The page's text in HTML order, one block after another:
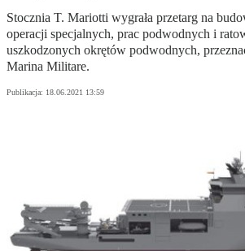
Stocznia T. Mariotti wygrała przetarg na
operacji specjalnych, prac podwodnych i
uszkodzonych okrętów podwodnych,
Marina Militare.
Publikacja: 18.06.2021 13:59